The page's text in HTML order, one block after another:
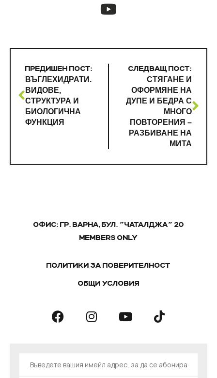
ПРЕДИШЕН ПОСТ:
ВЪГЛЕХИДРАТИ.
ВИДОВЕ,
СТРУКТУРА И
БИОЛОГИЧНА
ФУНКЦИЯ
СЛЕДВАЩ ПОСТ:
СТЯГАНЕ И
ОФОРМЯНЕ НА
ДУПЕ И БЕДРА С
МНОГО
ПОВТОРЕНИЯ –
РАЗБИВАНЕ НА
МИТА
ОФИС: ГР. ВАРНА, БУЛ. "ЧАТАЛДЖА" 20
MEMBERS ONLY
ПОЛИТИКИ ЗА ПОВЕРИТЕЛНОСТ
ОБЩИ УСЛОВИЯ